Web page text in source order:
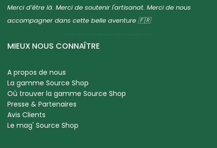
Merci d’être là. Merci de soutenir l'artisanat. Merci de nous
accompagner dans cette belle aventure 🇫🇷
MIEUX NOUS CONNAÎTRE
A propos de nous
La gamme Source Shop
Où trouver la gamme Source Shop
Presse & Partenaires
Avis Clients
Le mag' Source Shop